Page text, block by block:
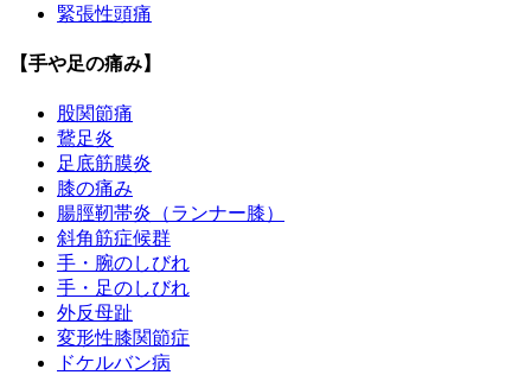
緊張性頭痛
【手や足の痛み】
股関節痛
鵞足炎
足底筋膜炎
膝の痛み
腸脛靭帯炎（ランナー膝）
斜角筋症候群
手・腕のしびれ
手・足のしびれ
外反母趾
変形性膝関節症
ドケルバン病